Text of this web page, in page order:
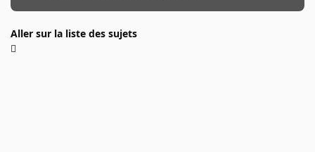
Aller sur la liste des sujets